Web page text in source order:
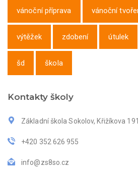
vánoční příprava vánoční
výtěžek zdobení útulek
šd škola
Kontakty školy
Základní škola Sokolov, Křižíkova
+420 352 626 955
info@zs8so.cz